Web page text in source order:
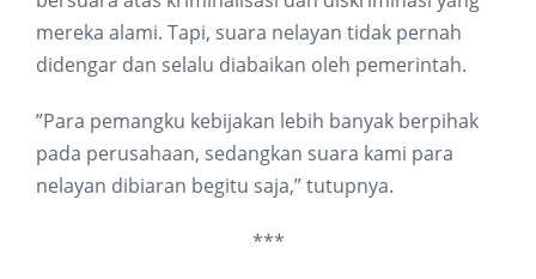
mereka alami. Tapi, suara nelayan tidak pernah
didengar dan selalu diabaikan oleh pemerintah.
”Para pemangku kebijakan lebih banyak berpihak
pada perusahaan, sedangkan suara kami para
nelayan dibiaran begitu saja,” tutupnya.
***